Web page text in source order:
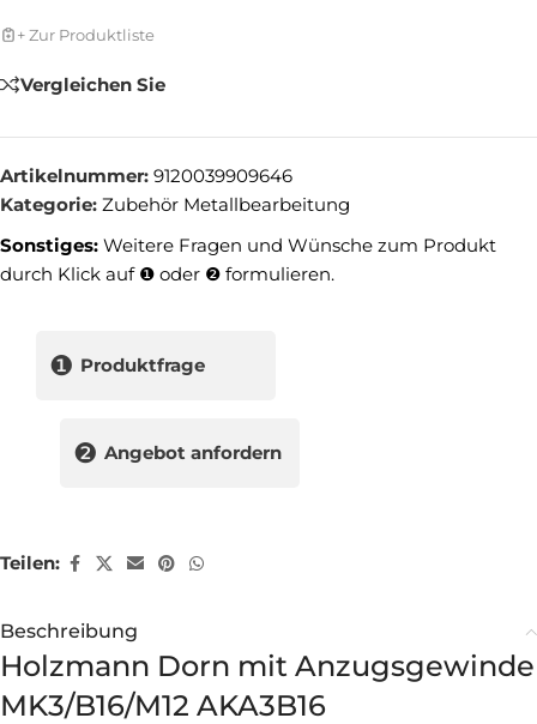
+ Zur Produktliste
Vergleichen Sie
Artikelnummer: 9120039909646
Kategorie: Zubehör Metallbearbeitung
Sonstiges: Weitere Fragen und Wünsche zum Produkt
durch Klick auf ❶ oder ❷ formulieren.
❶ Produktfrage
❷ Angebot anfordern
Teilen:
Beschreibung
Holzmann Dorn mit Anzugsgewinde
MK3/B16/M12 AKA3B16